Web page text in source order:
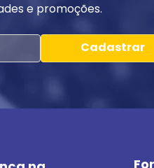
e promoções.
Cadastrar